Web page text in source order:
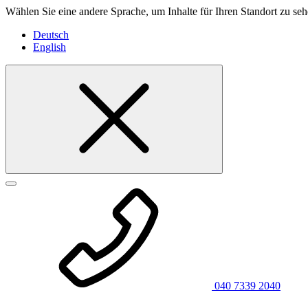
Wählen Sie eine andere Sprache, um Inhalte für Ihren Standort zu
Deutsch
English
040 7339 2040